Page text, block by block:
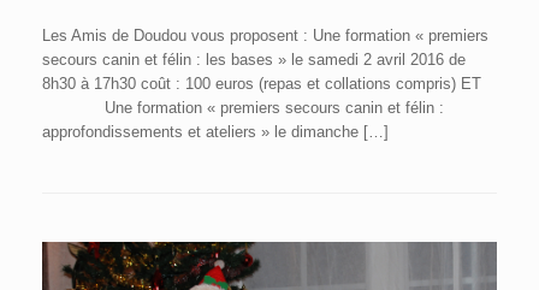
Les Amis de Doudou vous proposent : Une formation « premiers
secours canin et félin : les bases » le samedi 2 avril 2016 de
8h30 à 17h30 coût : 100 euros (repas et collations compris) ET
Une formation « premiers secours canin et félin :
approfondissements et ateliers » le dimanche […]